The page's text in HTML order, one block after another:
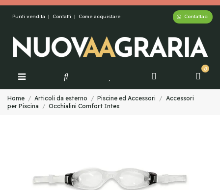
Punti vendita | Contatti | Come acquistare Contattaci
0
Home Articoli da esterno Piscine ed Accessori
Accessori
per Piscina
Occhialini Comfort Intex